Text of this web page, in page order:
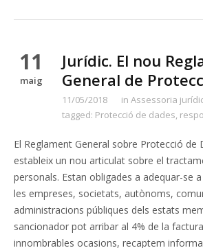
11
maig
Jurídic. El nou
General de
11/05/2018 in Assessoria
tagged: Protecció de dades,
El Reglament General sobre Protecció de
estableix un nou articulat sobre el
personals. Estan obligades a adequar-se
les empreses, societats, autònoms,
administracions públiques dels estats
sancionador pot arribar al 4% de la
innombrables ocasions, recaptem